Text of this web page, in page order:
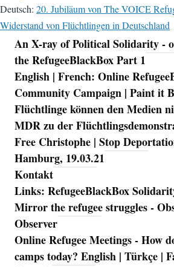
Deutsch: 20. Jubiläum von The VOICE
Widerstand von Flüchtlingen in Deutschland
Navigation
An X-ray of Political Solidarity -
the RefugeeBlackBox Part 1
English | French: Online
Community Campaign | Paint it
Flüchtlinge können den Medien
MDR zu der
Free Christophe | Stop
Hamburg, 19.03.21
Kontakt
Links: RefugeeBlackBox
Mirror the refugee struggles -
Observer
Online Refugee Meetings - How
camps today? English | Türkçe |